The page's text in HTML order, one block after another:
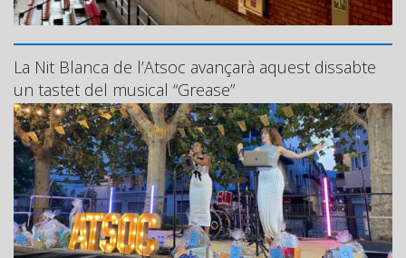
La Nit Blanca de l’Atsoc avançarà aquest dissabte
un tastet del musical “Grease”